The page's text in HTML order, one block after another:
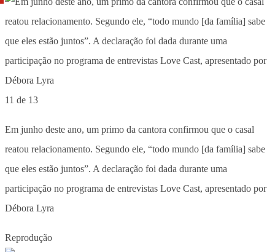
11 de 13
Em junho deste ano, um primo da cantora confirmou que o casal
reatou relacionamento. Segundo ele, “todo mundo [da família] sabe
que eles estão juntos”. A declaração foi dada durante uma
participação no programa de entrevistas Love Cast, apresentado por
Débora Lyra
Reprodução